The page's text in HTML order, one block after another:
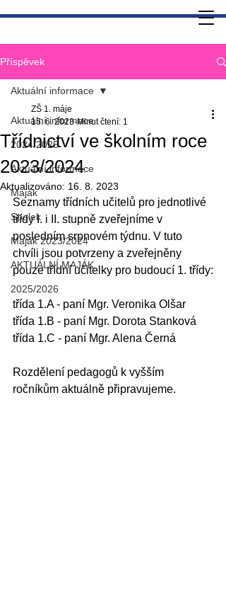
Příspěvek
Aktuální informace
2024/2025
Aktuální informace
Maják
Spolek
Maják 2023/2024
AKTUÁLNÍ MAJÁK
2025/2026
Aktuální informace
Třídnictví ve školním roce
2023/2024
ZŠ 1. máje
15. 6. 2023 Minut čtení: 1
Aktualizováno: 16. 8. 2023
Seznamy třídních učitelů pro jednotlivé
třídy I. i II. stupně zveřejníme v
posledním srpnovém týdnu. V tuto
chvíli jsou potvrzeny a zveřejněny
pouze třídní učitelky pro budoucí 1. třídy:
třída 1.A - paní Mgr. Veronika Olšar
třída 1.B - paní Mgr. Dorota Stanková
třída 1.C - paní Mgr. Alena Černá
Rozdělení pedagogů k vyšším
ročníkům aktuálně připravujeme.